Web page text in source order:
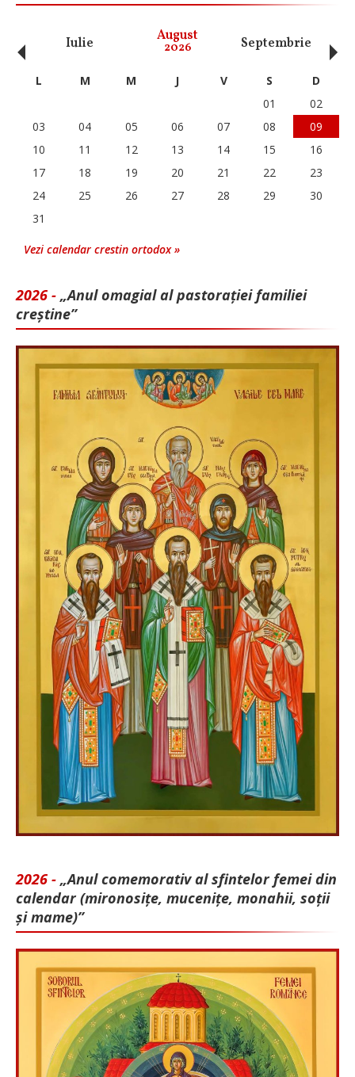
Iulie August
2026 Septembrie
‹ L M M J V S
D
01
02
03
04 05 06 07 08
09
10
11 12 13 14 15
16
17
18 19 20 21 22
23
24
25 26 27 28 29
30
31
Vezi calendar crestin ortodox »
2026 - „Anul omagial al pastorației familiei
creștine”
2026 - „Anul comemorativ al sfintelor femei din
calendar (mironosițe, mu­cenițe, monahii, soții
și mame)”